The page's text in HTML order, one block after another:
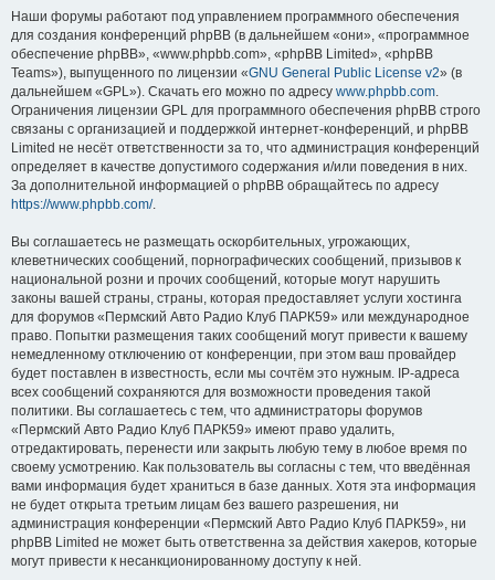
Наши форумы работают под управлением программного обеспечения
для создания конференций phpBB (в дальнейшем «они», «программное
обеспечение phpBB», «www.phpbb.com», «phpBB Limited», «phpBB
Teams»), выпущенного по лицензии «GNU General Public License v2» (в
дальнейшем «GPL»). Скачать его можно по адресу www.phpbb.com.
Ограничения лицензии GPL для программного обеспечения phpBB строго
связаны с организацией и поддержкой интернет-конференций, и phpBB
Limited не несёт ответственности за то, что администрация конференций
определяет в качестве допустимого содержания и/или поведения в них.
За дополнительной информацией о phpBB обращайтесь по адресу
https://www.phpbb.com/.
Вы соглашаетесь не размещать оскорбительных, угрожающих,
клеветнических сообщений, порнографических сообщений, призывов к
национальной розни и прочих сообщений, которые могут нарушить
законы вашей страны, страны, которая предоставляет услуги хостинга
для форумов «Пермский Авто Радио Клуб ПАРК59» или международное
право. Попытки размещения таких сообщений могут привести к вашему
немедленному отключению от конференции, при этом ваш провайдер
будет поставлен в известность, если мы сочтём это нужным. IP-адреса
всех сообщений сохраняются для возможности проведения такой
политики. Вы соглашаетесь с тем, что администраторы форумов
«Пермский Авто Радио Клуб ПАРК59» имеют право удалить,
отредактировать, перенести или закрыть любую тему в любое время по
своему усмотрению. Как пользователь вы согласны с тем, что введённая
вами информация будет храниться в базе данных. Хотя эта информация
не будет открыта третьим лицам без вашего разрешения, ни
администрация конференции «Пермский Авто Радио Клуб ПАРК59», ни
phpBB Limited не может быть ответственна за действия хакеров, которые
могут привести к несанкционированному доступу к ней.